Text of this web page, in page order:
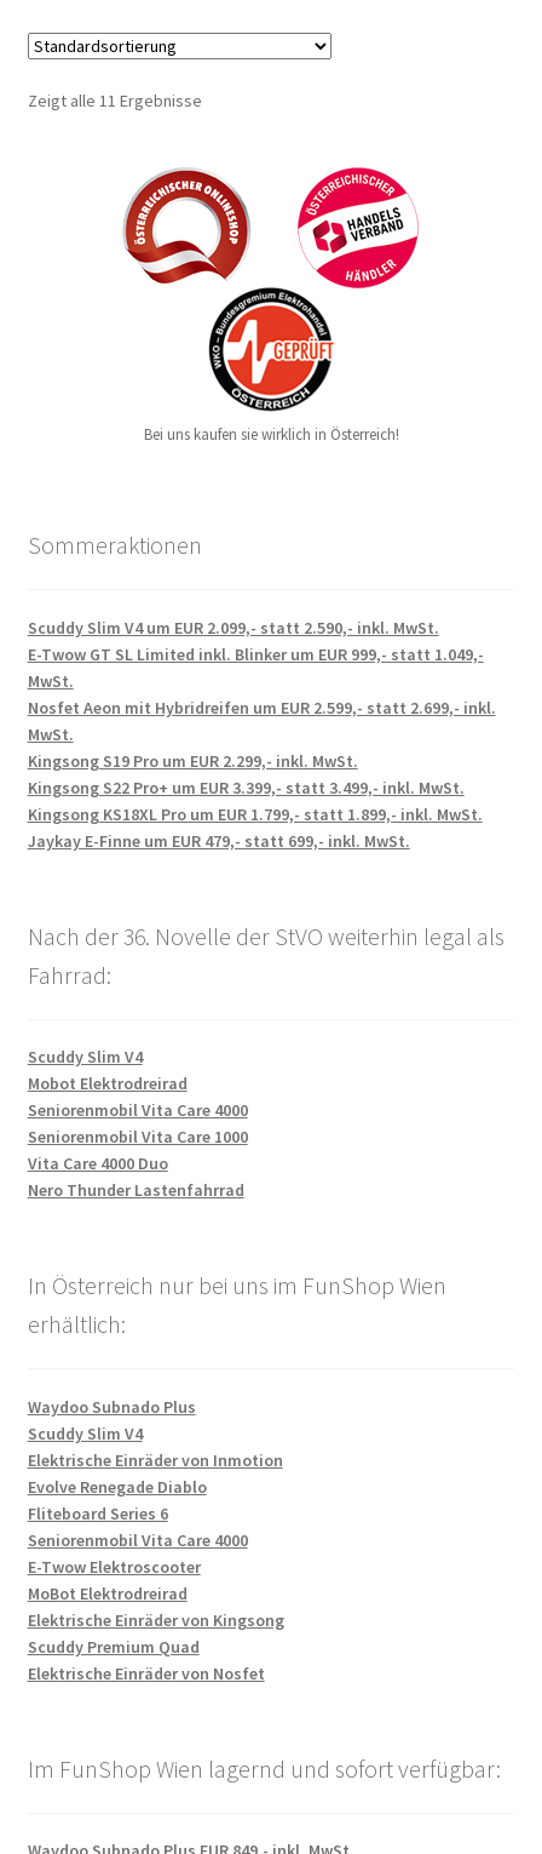
Zeigt alle 11 Ergebnisse
Bei uns kaufen sie wirklich in Österreich!
Sommeraktionen
Scuddy Slim V4 um EUR 2.099,- statt 2.590,- inkl. MwSt.
E-Twow GT SL Limited inkl. Blinker um EUR 999,- statt 1.049,-
MwSt.
Nosfet Aeon mit Hybridreifen um EUR 2.599,- statt 2.699,- inkl.
MwSt.
Kingsong S19 Pro um EUR 2.299,- inkl. MwSt.
Kingsong S22 Pro+ um EUR 3.399,- statt 3.499,- inkl. MwSt.
Kingsong KS18XL Pro um EUR 1.799,- statt 1.899,- inkl. MwSt.
Jaykay E-Finne um EUR 479,- statt 699,- inkl. MwSt.
Nach der 36. Novelle der StVO weiterhin legal als
Fahrrad:
Scuddy Slim V4
Mobot Elektrodreirad
Seniorenmobil Vita Care 4000
Seniorenmobil Vita Care 1000
Vita Care 4000 Duo
Nero Thunder Lastenfahrrad
In Österreich nur bei uns im FunShop Wien
erhältlich:
Waydoo Subnado Plus
Scuddy Slim V4
Elektrische Einräder von Inmotion
Evolve Renegade Diablo
Fliteboard Series 6
Seniorenmobil Vita Care 4000
E-Twow Elektroscooter
MoBot Elektrodreirad
Elektrische Einräder von Kingsong
Scuddy Premium Quad
Elektrische Einräder von Nosfet
Im FunShop Wien lagernd und sofort verfügbar: